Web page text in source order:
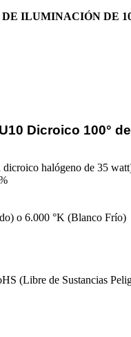
ILUMINACIÓN DE
Dicroico 100°
halógeno de 35
o 6.000 °K (Blanco Frío)
(Libre de Sustancias